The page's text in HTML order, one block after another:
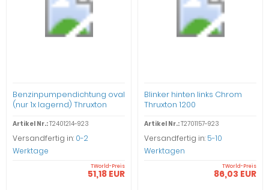
Benzinpumpendichtung oval
(nur 1x lagernd) Thruxton
Artikel Nr.:T2401214-923
Versandfertig in: 0-2
Werktage
TWorld-Preis
51,18 EUR
Blinker hinten links Chrom
Thruxton 1200
Artikel Nr.:T2701157-923
Versandfertig in: 5-10
Werktagen
TWorld-Preis
86,03 EUR